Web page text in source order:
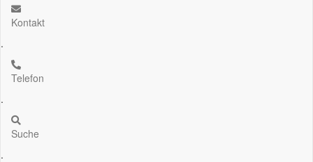
Kontakt
.
Telefon
.
Suche
.